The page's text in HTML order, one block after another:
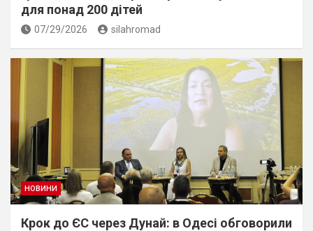
для понад 200 дітей
07/29/2026 silahromad
НОВИНИ
Крок до ЄС через Дунай: в Одесі обговорили